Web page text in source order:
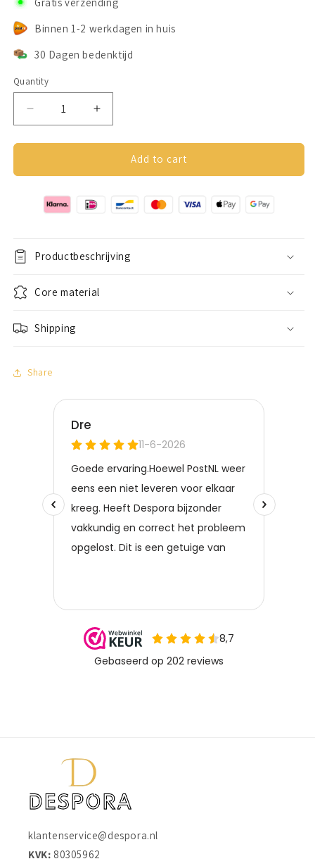
Binnen 1-2 werkdagen in huis
30 Dagen bedenktijd
Quantity
Decrease
quantity
for
sizer
Increase
quantity
for
sizer
Add to cart
Productbeschrijving
Core material
Shipping
Share
klantenservice@despora.nl
KVK: 80305962